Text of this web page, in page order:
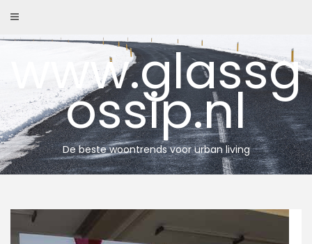
content
www.glassg
ossip.nl
De beste woontrends voor urban living